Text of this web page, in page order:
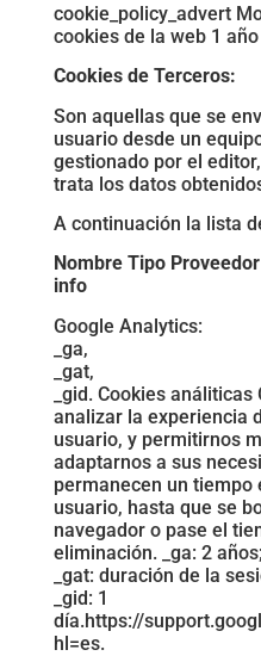
cookie_policy_advert
cookies de la web 1 año
Cookies de Terceros:
Son aquellas que se
usuario desde un
gestionado por el
trata los datos
A continuación la lista
Nombre Tipo
info
Google Analytics:
_ga,
_gat,
_gid. Cookies
analizar la experiencia
usuario, y permitirnos
adaptarnos a sus
permanecen un tiempo
usuario, hasta que se
navegador o pase el
eliminación. _ga: 2 años;
_gat: duración de la
_gid: 1
día.https://
hl=es.